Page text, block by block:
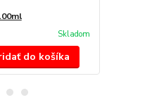
Skladom
do košíka